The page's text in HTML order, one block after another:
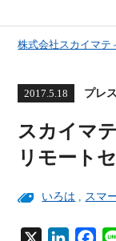
株式会社スカイマテ
2017.5.18 プレ
スカイマ
リモート
いろは , スマ
X